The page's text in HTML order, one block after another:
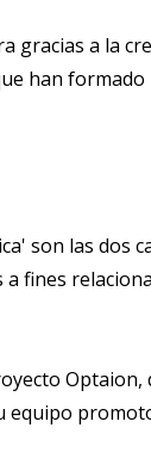
a la
han
son las dos
fines
equipo